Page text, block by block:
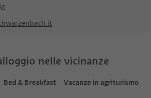
nelle vicinanze
Bed & Breakfast
Vacanze in agriturismo